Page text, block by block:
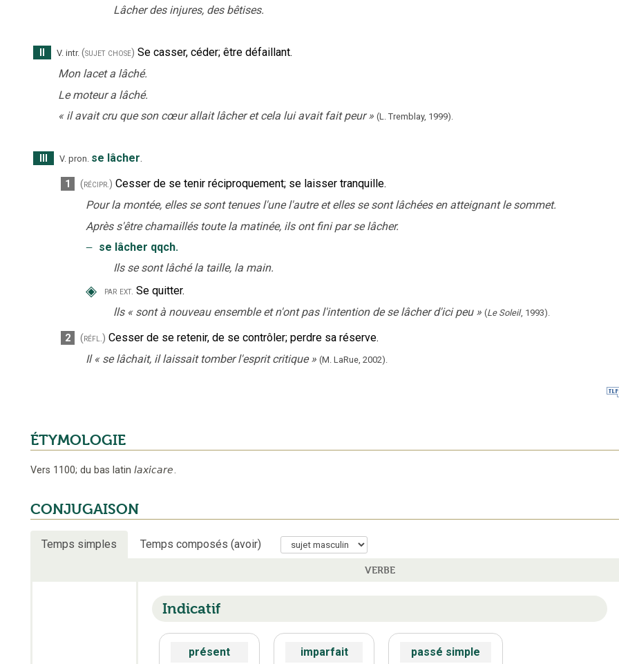
Lâcher des injures, des bêtises.
V. intr. (sujet chose) Se casser, céder; être défaillant.
Mon lacet a lâché.
Le moteur a lâché.
« il avait cru que son cœur allait lâcher et cela lui avait fait peur » (L. Tremblay, 1999).
III V. pron. se lâcher.
1 (récipr.) Cesser de se tenir réciproquement; se laisser tranquille.
Pour la montée, elles se sont tenues l'une l'autre et elles se sont lâchées en atteignant le sommet.
Après s'être chamaillés toute la matinée, ils ont fini par se lâcher.
‒ se lâcher qqch.
Ils se sont lâché la taille, la main.
◈ par ext. Se quitter.
lls « sont à nouveau ensemble et n'ont pas l'intention de se lâcher d'ici peu » (Le Soleil, 1993).
2 (réfl.) Cesser de se retenir, de se contrôler; perdre sa réserve.
Il « se lâchait, il laissait tomber l'esprit critique » (M. LaRue, 2002).
ÉTYMOLOGIE
Vers 1100; du bas latin laxicare.
CONJUGAISON
Temps simples Temps composés (avoir)
VERBE
Indicatif
présent imparfait passé simple